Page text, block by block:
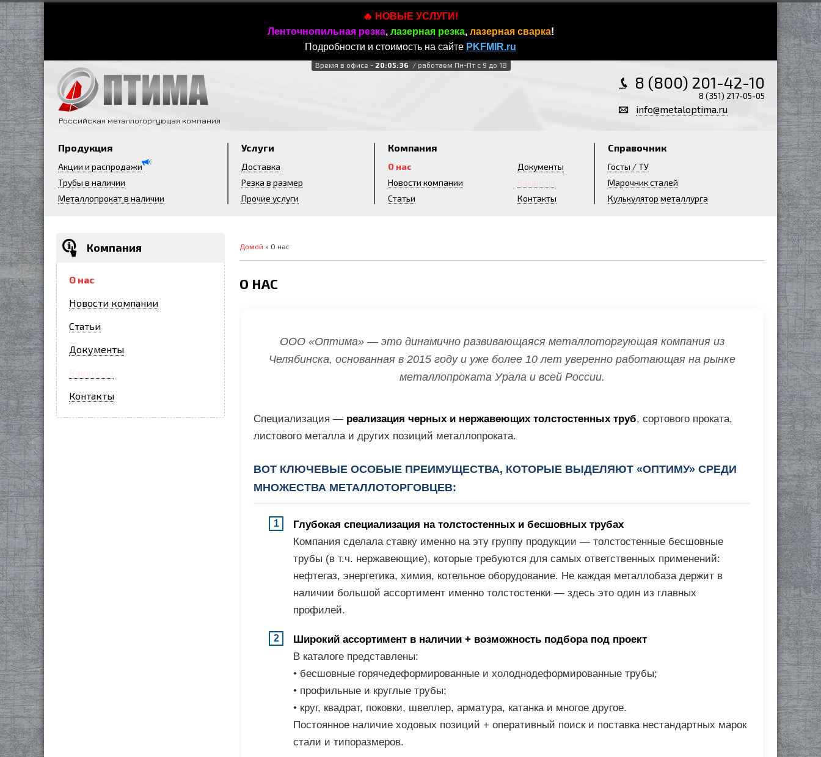
🔥 НОВЫЕ УСЛУГИ!
Ленточнопильная резка, лазерная резка, лазерная сварка!
Подробности и стоимость на сайте PKFMIR.ru
Время в офисе - 20:05:38 / работаем Пн-Пт с 9 до 18
Российская металлоторгующая компания
8 (800) 201-42-10
8 (351) 217-05-05
info@metaloptima.ru
Продукция
Акции и распродажи
Трубы в наличии
Металлопрокат в наличии
Услуги
Доставка
Резка в размер
Прочие услуги
Компания
О нас
Новости компании
Статьи
Документы
Контакты
Справочник
Госты / ТУ
Марочник сталей
Кулькулятор металлурга
Компания
О нас
Новости компании
Статьи
Документы
Контакты
Домой » О нас
О НАС
ООО «Оптима» — это динамично развивающаяся металлоторгующая компания из
Челябинска, основанная в 2015 году и уже более 10 лет уверенно работающая на рынке
металлопроката Урала и всей России.
Специализация — реализация черных и нержавеющих толстостенных труб, сортового проката,
листового металла и других позиций металлопроката.
ВОТ КЛЮЧЕВЫЕ ОСОБЫЕ ПРЕИМУЩЕСТВА, КОТОРЫЕ ВЫДЕЛЯЮТ «ОПТИМУ» СРЕДИ
МНОЖЕСТВА МЕТАЛЛОТОРГОВЦЕВ:
Глубокая специализация на толстостенных и бесшовных трубах
Компания сделала ставку именно на эту группу продукции — толстостенные бесшовные
трубы (в т.ч. нержавеющие), которые требуются для самых ответственных применений:
нефтегаз, энергетика, химия, котельное оборудование. Не каждая металлобаза держит в
наличии большой ассортимент именно толстостенки — здесь это один из главных
профилей.
Широкий ассортимент в наличии + возможность подбора под проект
В каталоге представлены:
• бесшовные горячедеформированные и холоднодеформированные трубы;
• профильные и круглые трубы;
• круг, квадрат, поковки, швеллер, арматура, катанка и многое другое.
Постоянное наличие ходовых позиций + оперативный поиск и поставка нестандартных марок
стали и типоразмеров.